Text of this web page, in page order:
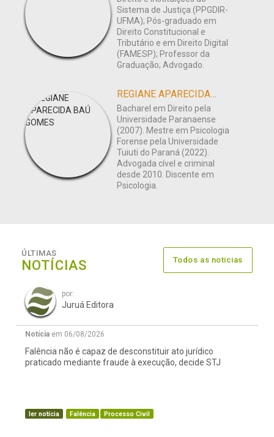
Sistema de Justiça (PPGDIR-
UFMA); Pós-graduado em
Direito Constitucional e
Tributário e em Direito Digital
(FAMESP); Professor da
Graduação; Advogado.
REGIANE APARECIDA BAÚ GOMES
Bacharel em Direito pela
Universidade Paranaense
(2007). Mestre em Psicologia
Forense pela Universidade
Tuiuti do Paraná (2022).
Advogada cível e criminal
desde 2010. Discente em
Psicologia.
ÚLTIMAS
NOTÍCIAS Todos as noticias
por:
Juruá Editora
Notícia em 06/08/2026
Falência não é capaz de desconstituir ato jurídico
praticado mediante fraude à execução, decide STJ
ler notícia Falência Processo Civil